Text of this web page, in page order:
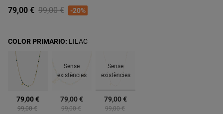
79,00 € Price reduced from
99,00 €to-20%
79,00 €
Price reduced from
99,00 €to
Sense
existències
79,00 €
Price reduced from
99,00 €to
Sense
existències
seleccionats
79,00 €
Price reduced from
99,00 €to
COLOR PRIMARIO: LILAC